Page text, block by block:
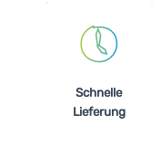
Schnelle
Lieferung